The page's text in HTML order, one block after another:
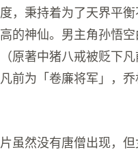
，秉持着为了天界平
的神仙。男主角孙悟
原著中猪八戒被贬下
前为「卷廉将军」，
虽然没有唐僧出现，